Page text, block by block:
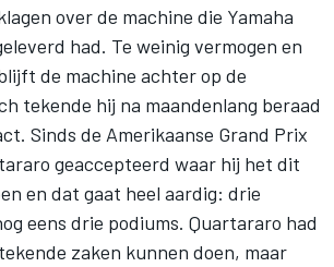
over de machine die Yamaha
had. Te weinig vermogen en
de machine achter op de
tekende hij na maandenlang beraad
Sinds de Amerikaanse Grand Prix
geaccepteerd waar hij het dit
en dat gaat heel aardig: drie
eens drie podiums. Quartararo had
zaken kunnen doen, maar